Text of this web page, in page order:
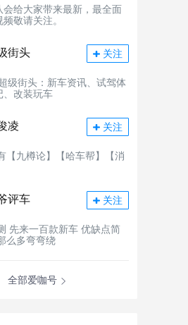
会给大家带来最新，最全面
敬请关注。
街头 关注
级街头：新车资讯、试驾体
、改装玩车
凌 关注
【九樽论】【哈车帮】【消
评车 关注
先来一百款新车 优缺点简
么多弯弯绕
全部爱咖号